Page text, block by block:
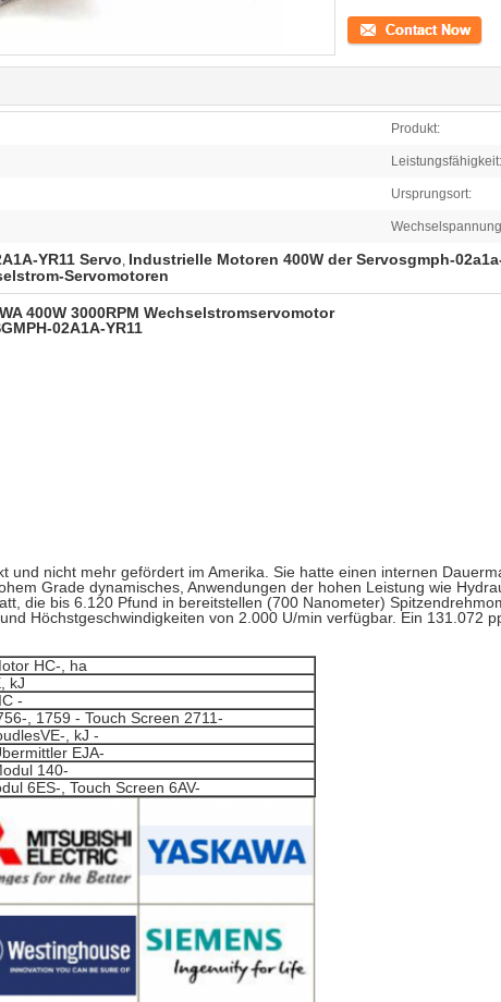
Kontakt
Produkt:
Leistungsfähigkeit:
Ursprungsort:
YR11 Servo, Industrielle Motoren 400W der Servosgmph-
Servomotoren
400W 3000RPM Wechselstromservomotor
02A1A-YR11
und nicht mehr gefördert im Amerika. Sie hatte einen internen
Grade dynamisches, Anwendungen der hohen Leistung wie
die bis 6.120 Pfund in bereitstellen (700 Nanometer)
Höchstgeschwindigkeiten von 2.000 U/min verfügbar. Ein 131.072
HC-, ha
kJ
-
, 1759 - Touch Screen 2711-
, kJ -
EJA-
140-
6ES-, Touch Screen 6AV-